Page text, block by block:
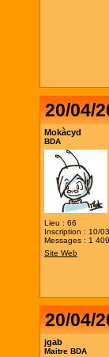
20/04/
Mokàcyd
BDA
Lieu : 66
Inscription : 10/
Messages : 1 409
Site Web
20/04/
jgab
Maitre BDA